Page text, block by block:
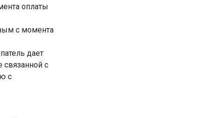
оплаты
с момента
дает
связанной с
с